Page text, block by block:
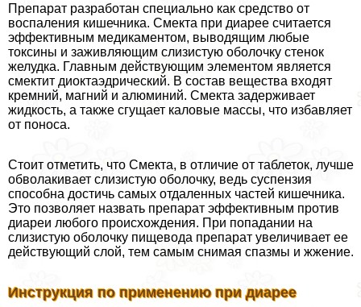
Препарат разработан специально как средство от
воспаления кишечника. Смекта при диарее считается
эффективным медикаментом, выводящим любые
токсины и заживляющим слизистую оболочку стенок
желудка. Главным действующим элементом является
смектит диоктаэдрический. В состав вещества входят
кремний, магний и алюминий. Смекта задерживает
жидкость, а также сгущает каловые массы, что избавляет
от поноса.
Стоит отметить, что Смекта, в отличие от таблеток, лучше
обволакивает слизистую оболочку, ведь суспензия
способна достичь самых отдаленных частей кишечника.
Это позволяет назвать препарат эффективным против
диареи любого происхождения. При попадании на
слизистую оболочку пищевода препарат увеличивает ее
действующий слой, тем самым снимая спазмы и жжение.
Инструкция по применению при диарее